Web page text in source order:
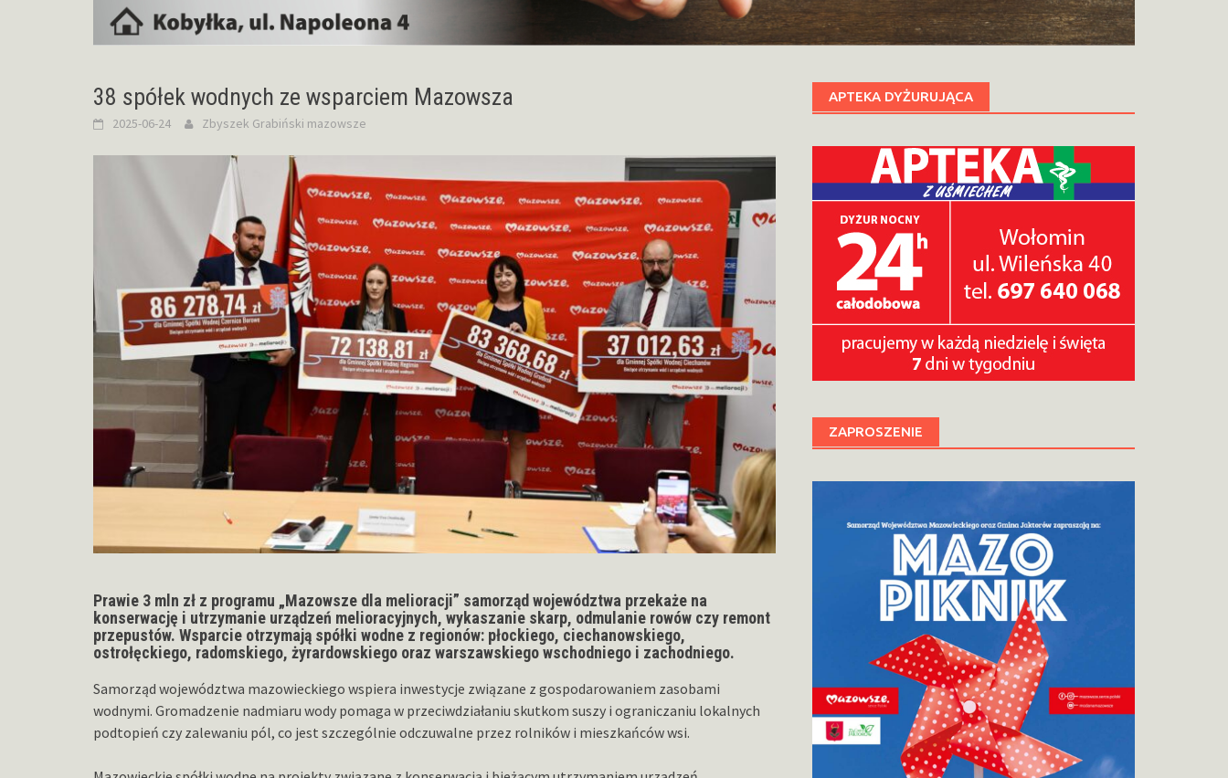
38 spółek wodnych ze wsparciem Mazowsza
2025-06-24 Zbyszek Grabiński mazowsze
Prawie 3 mln zł z programu „Mazowsze dla melioracji” samorząd województwa przekaże na
konserwację i utrzymanie urządzeń melioracyjnych, wykaszanie skarp, odmulanie rowów czy remont
przepustów. Wsparcie otrzymają spółki wodne z regionów: płockiego, ciechanowskiego,
ostrołęckiego, radomskiego, żyrardowskiego oraz warszawskiego wschodniego i zachodniego.
Samorząd województwa mazowieckiego wspiera inwestycje związane z gospodarowaniem zasobami
wodnymi. Gromadzenie nadmiaru wody pomaga w przeciwdziałaniu skutkom suszy i ograniczaniu lokalnych
podtopień czy zalewaniu pól, co jest szczególnie odczuwalne przez rolników i mieszkańców wsi.
APTEKA DYŻURUJĄCA
ZAPROSZENIE